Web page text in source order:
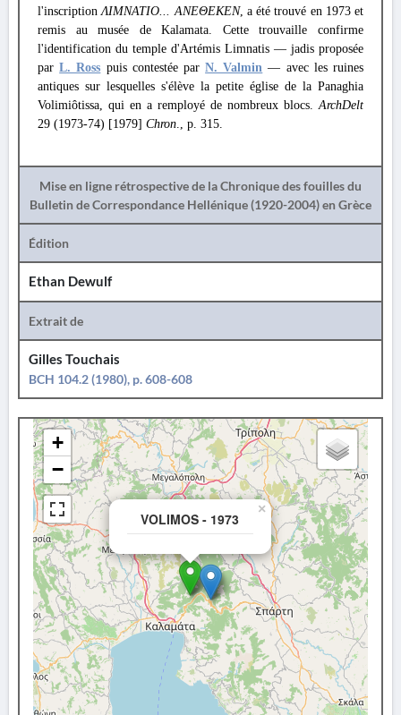
l'inscriptionΛΙΜΝΑΤΙΟ... ΑΝΕΘΕΚΕΝ, a été trouvé en 1973 et
remis au musée de Kalamata. Cette trouvaille confirme
l'identification du temple d'Artémis Limnatis — jadis proposée
parL. Ross puis contestée parN. Valmin — avec les ruines
antiques sur lesquelles s'élève la petite église de la Panaghia
Volimiôtissa, qui en a remployé de nombreux blocs.ArchDelt
29 (1973-74) [1979] Chron., p. 315.
Mise en ligne rétrospective de la Chronique des fouilles du
Bulletin de Correspondance Hellénique (1920-2004) en Grèce
Édition
Ethan Dewulf
Extrait de
Gilles Touchais
BCH 104.2 (1980), p. 608-608
VOLIMOS - 1973
×
+
−